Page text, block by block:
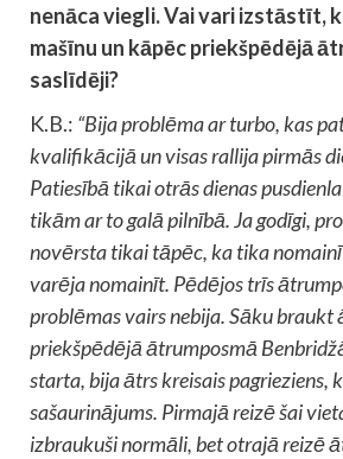
nenāca viegli. Vai vari izstāstīt,
mašīnu un kāpēc priekšpēdējā
saslīdēji?
K.B.: “Bija problēma ar turbo, kas
kvalifikācijā un visas rallija pirmās
Patiesībā tikai otrās dienas
tikām ar to galā pilnībā. Ja godīgi,
novērsta tikai tāpēc, ka tika
varēja nomainīt. Pēdējos trīs
problēmas vairs nebija. Sāku braukt
priekšpēdējā ātrumposmā
starta, bija ātrs kreisais pagrieziens,
sašaurinājums. Pirmajā reizē šai
izbraukuši normāli, bet otrajā reizē